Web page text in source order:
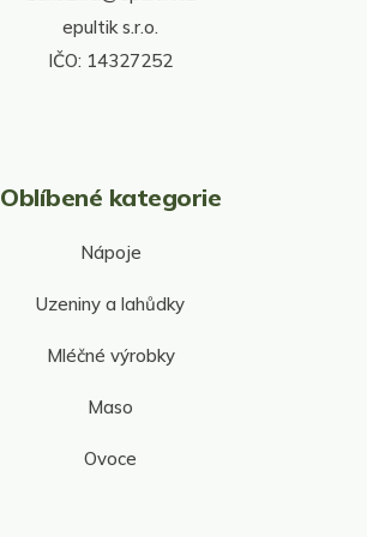
p
s
epultik s.r.o.
IČO: 14327252
Oblíbené kategorie
Nápoje
Uzeniny a lahůdky
Mléčné výrobky
Maso
Ovoce